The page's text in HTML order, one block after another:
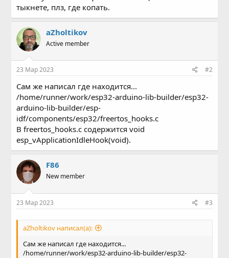
тыкнете, плз, где копать.
aZholtikov
Active member
23 Мар 2023 #2
Сам же написал где находится...
/home/runner/work/esp32-arduino-lib-builder/esp32-
arduino-lib-builder/esp-
idf/components/esp32/freertos_hooks.c
В freertos_hooks.c содержится void
esp_vApplicationIdleHook(void).
F86
New member
23 Мар 2023 #3
aZholtikov написал(а):
Сам же написал где находится...
/home/runner/work/esp32-arduino-lib-builder/esp32-